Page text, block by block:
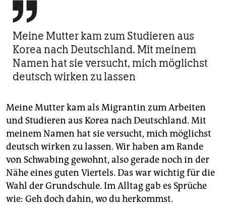

Meine Mutter kam zum Studieren aus
Korea nach Deutschland. Mit meinem
Namen hat sie versucht, mich möglichst
deutsch wirken zu lassen
Meine Mutter kam als Migrantin zum Arbeiten
und Studieren aus Korea nach Deutschland. Mit
meinem Namen hat sie versucht, mich möglichst
deutsch wirken zu lassen. Wir haben am Rande
von Schwabing gewohnt, also gerade noch in der
Nähe eines guten Viertels. Das war wichtig für die
Wahl der Grundschule. Im Alltag gab es Sprüche
wie: Geh doch dahin, wo du herkommst.